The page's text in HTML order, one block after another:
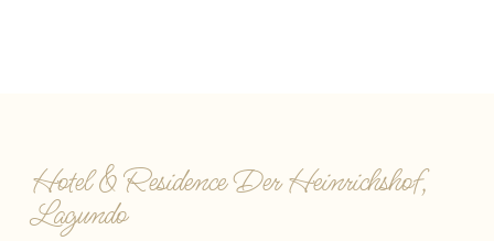
Hotel & Residence Der Heinrichshof,
Lagundo